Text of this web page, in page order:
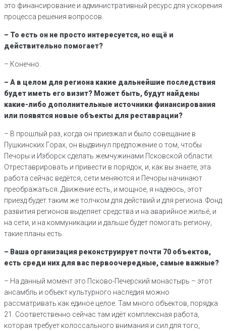
это финансирование и административный ресурс для ускорения
процесса решения вопросов.
– То есть он не просто интересуется, но ещё и
действительно помогает?
– Конечно.
– А в целом для региона какие дальнейшие последствия
будет иметь его визит? Может быть, будут найдены
какие-либо дополнительные источники финансирования
или появятся новые объекты для реставрации?
– В прошлый раз, когда он приезжал и было совещание в
Пушкинских Горах, он выдвинул предложение о том, чтобы
Печоры и Изборск сделать жемчужинами Псковской области.
Отреставрировать и привести в порядок, и, как вы знаете, эта
работа сейчас ведётся, сети меняются и Печоры начинают
преображаться. Движение есть, и мощное, я надеюсь, этот
приезд будет таким же толчком для действий и для региона. Фонд
развития регионов выделяет средства и на аварийное жильё, и
на сети, и на коммуникации и дальше будет помогать региону,
такие планы есть.
– Ваша организация реконструирует почти 70 объектов,
есть среди них для вас первоочередные, самые важные?
– На данный момент это Псково-Печерский монастырь – этот
ансамбль и объект культурного наследия можно
рассматривать как единое целое. Там много объектов, порядка
21. Соответственно сейчас там идёт комплексная работа,
которая требует колоссального внимания и сил для того,